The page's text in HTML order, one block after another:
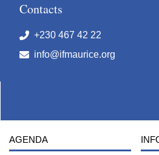
Contacts
+230 467 42 22
info@ifmaurice.org
AGENDA